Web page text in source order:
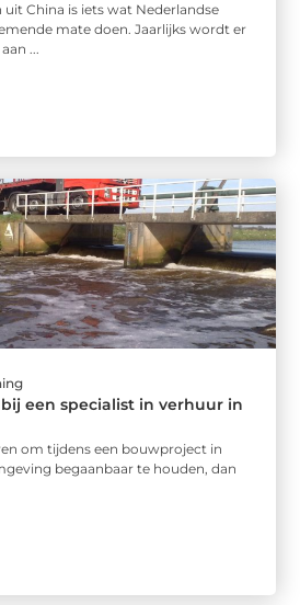
China is iets wat Nederlandse
mate doen. Jaarlijks wordt er
...
een specialist in verhuur in
om tijdens een bouwproject in
begaanbaar te houden, dan